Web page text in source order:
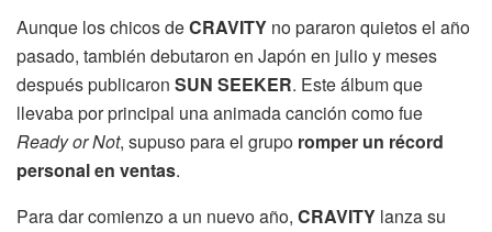
Aunque los chicos deCRAVITY no pararon quietos el año
pasado, también debutaron en Japón en julio y meses
después publicaron SUN SEEKER. Este álbum que
llevaba por principal una animada canción como fue
Ready or Not, supuso para el grupo romper un récord
personal en ventas.
Para dar comienzo a un nuevo año, CRAVITY lanza su